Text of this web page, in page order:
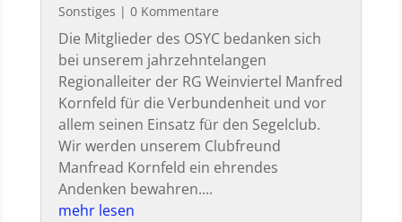
Sonstiges | 0 Kommentare
Die Mitglieder des OSYC bedanken sich
bei unserem jahrzehntelangen
Regionalleiter der RG Weinviertel Manfred
Kornfeld für die Verbundenheit und vor
allem seinen Einsatz für den Segelclub.
Wir werden unserem Clubfreund
Manfread Kornfeld ein ehrendes
Andenken bewahren....
mehr lesen